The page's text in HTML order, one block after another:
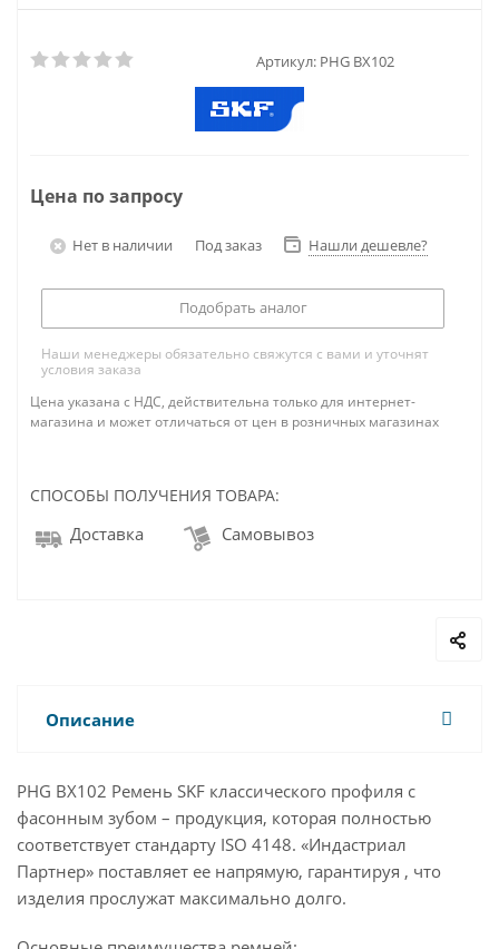
Артикул: PHG BX102
Цена по запросу
Нет в наличии Под заказ Нашли дешевле?
Подобрать аналог
Наши менеджеры обязательно свяжутся с вами и уточнят
условия заказа
Цена указана с НДС, действительна только для интернет-
магазина и может отличаться от цен в розничных магазинах
СПОСОБЫ ПОЛУЧЕНИЯ ТОВАРА:
Доставка Самовывоз
Описание
PHG BX102 Ремень SKF классического профиля с
фасонным зубом – продукция, которая полностью
соответствует стандарту ISO 4148. «Индастриал
Партнер» поставляет ее напрямую, гарантируя , что
изделия прослужат максимально долго.